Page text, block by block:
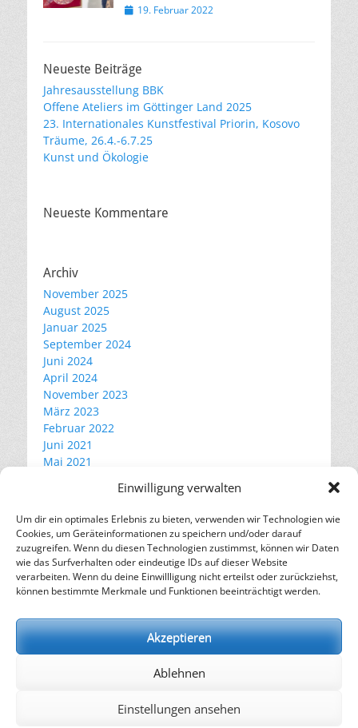
Einwilligung verwalten
Um dir ein optimales Erlebnis zu bieten, verwenden wir Technologien wie
Cookies, um Geräteinformationen zu speichern und/oder darauf
zuzugreifen. Wenn du diesen Technologien zustimmst, können wir Daten
wie das Surfverhalten oder eindeutige IDs auf dieser Website
verarbeiten. Wenn du deine Einwillligung nicht erteilst oder zurückziehst,
können bestimmte Merkmale und Funktionen beeinträchtigt werden.
Akzeptieren
Ablehnen
Einstellungen ansehen
Veröffentlicht
19. Februar 2022
Neueste Beiträge
Jahresausstellung BBK
Offene Ateliers im Göttinger Land 2025
23. Internationales Kunstfestival Priorin, Kosovo
Träume, 26.4.-6.7.25
Kunst und Ökologie
Neueste Kommentare
Archiv
November 2025
August 2025
Januar 2025
September 2024
Juni 2024
April 2024
November 2023
März 2023
Februar 2022
Juni 2021
Mai 2021
Februar 2021
Kategorien
Ausstellungen
Projekte